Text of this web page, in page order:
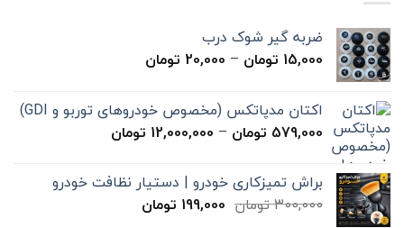
ضربه گیر شوک درب
15,000 تومان –
20,000 تومان
تا
20,000 تومان
اکتان مدپاتکس (مخصوص خودروهای توربو و GDI)
579,000 تومان –
12,000,000 تومان
تا
براش تمیزکاری خودرو | دستیار نظافت خودرو
300,000تومان قیمت
199,000 تومانقیمت